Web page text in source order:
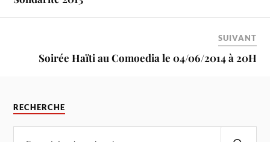
SUIVANT
Soirée Haïti au Comoedia le 04/06/2014 à 20H
RECHERCHE